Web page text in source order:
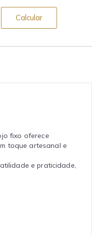
Calcular
fixo oferece
toque artesanal e
e praticidade,